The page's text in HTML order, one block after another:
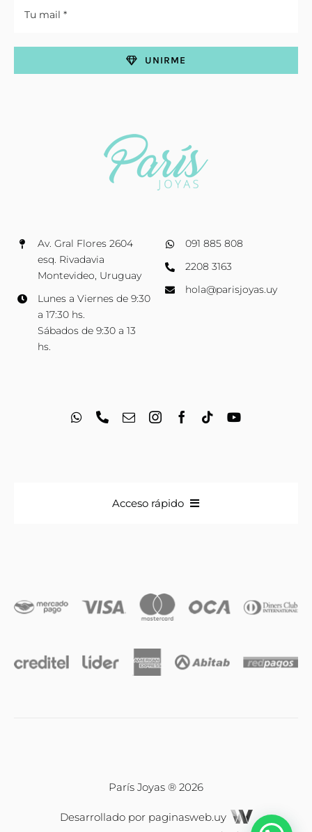
Av. Gral Flores 2604
esq. Rivadavia
Montevideo, Uruguay
Lunes a Viernes de 9:30
a 17:30 hs.
Sábados de 9:30 a 13
hs.
091 885 808
2208 3163
hola@parisjoyas.uy
UNIRME
Acceso rápido
Iniciales
Relojes
París Joyas ® 2026
Desarrollado por paginasweb.uy